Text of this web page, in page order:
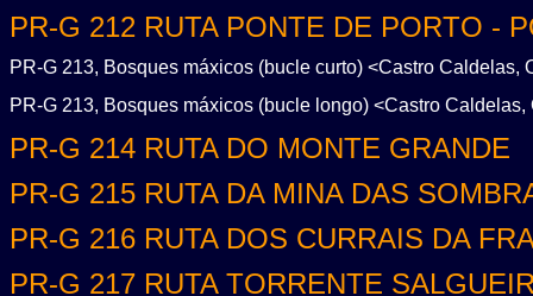
PR-G 212 RUTA PONTE DE PORTO -
PR-G 213, Bosques máxicos (bucle curto) <Castro Caldelas,
PR-G 213, Bosques máxicos (bucle longo) <Castro
PR-G 214 RUTA DO MONTE GRANDE
PR-G 215 RUTA DA MINA DAS
PR-G 216 RUTA DOS CURRAIS DA
PR-G 217 RUTA TORRENTE